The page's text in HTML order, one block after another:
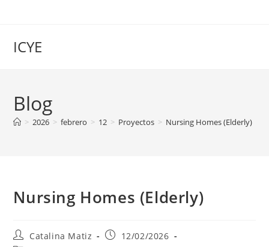
ICYE
Blog
> 2026 > febrero > 12 > Proyectos > Nursing Homes (Elderly)
Nursing Homes (Elderly)
AutorCatalina Matiz
Publicación
12/02/2026